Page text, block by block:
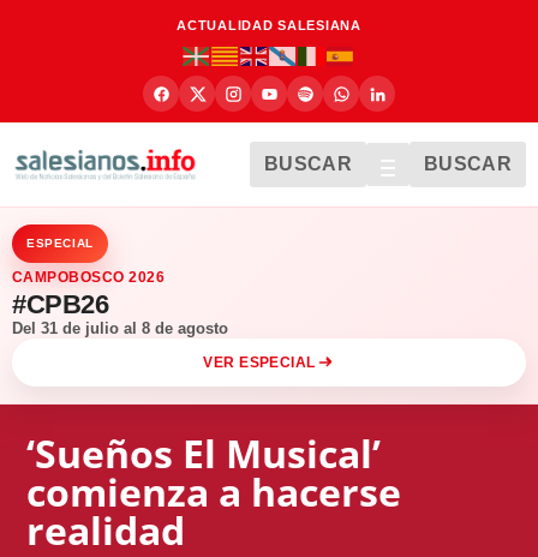
ACTUALIDAD SALESIANA
BUSCAR BUSCAR
ESPECIAL
CAMPOBOSCO 2026
#CPB26
Del 31 de julio al 8 de agosto
VER ESPECIAL
‘Sueños El Musical’
comienza a hacerse
realidad